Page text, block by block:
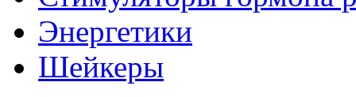
Энергетики
Шейкеры